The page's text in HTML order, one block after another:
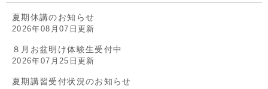
夏期休講のお知らせ
2026年08月07日更新
８月お盆明け体験生受付中
2026年07月25日更新
夏期講習受付状況のお知らせ